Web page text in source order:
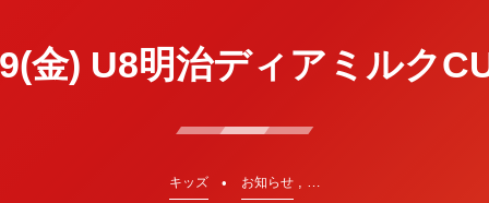
金) U8明治ディアミルク
キッズ お知らせ, …